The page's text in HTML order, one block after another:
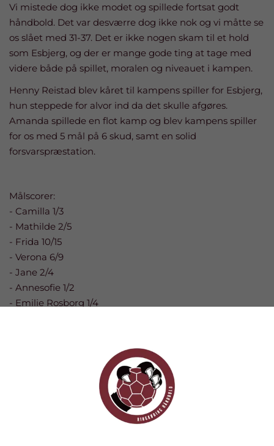
Vi mistede dog ikke modet og spillede fortsat godt
håndbold. Det var desværre dog ikke nok og vi måtte se
os slået med 31-37. Det er ikke nogen skam til et hold
som Esbjerg, og der er mange gode ting at tage med
videre både på spillet, moralen og niveauet i kampen.
Henny Reistad blev kåret til kampens spiller for Esbjerg,
hun steppede for alvor ind da det skulle afgøres.
Amanda spillede en flot kamp og blev kampens spiller
for os med 5 mål på 6 skud, samt en solid
forsvarspræstation.
Målscorer:
- Camilla 1/3
- Mathilde 2/5
- Frida 10/15
- Verona 6/9
- Jane 2/4
- Annesofie 1/2
- Emilie Rosborg 1/4